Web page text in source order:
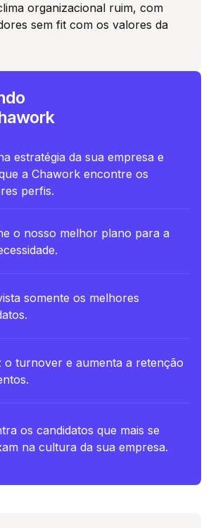
organizacional ruim, com
sem fit com os valores da
estratégia da sua empresa e
a Chawork encontre os
perfis.
o nosso melhor plano para a
somente os melhores
o turnover e aumenta a retenção
os candidatos que mais se
na cultura da sua empresa.